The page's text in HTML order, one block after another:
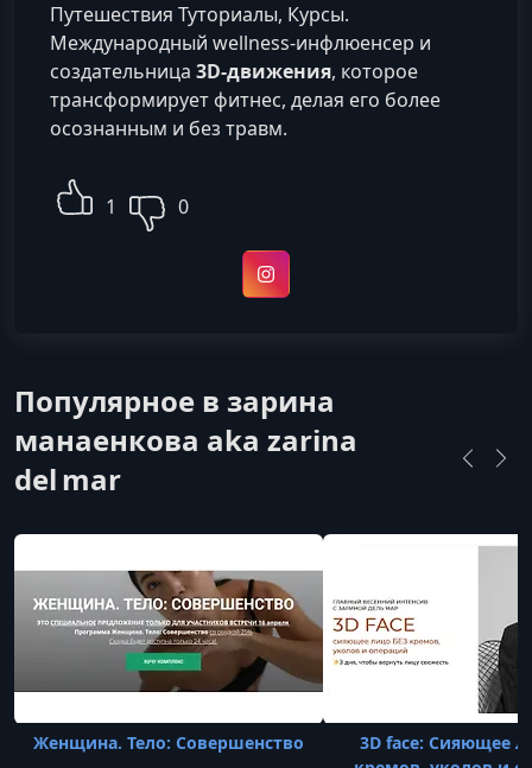
Путешествия Туториалы, Курсы.
Международный wellness‑инфлюенсер и
создательница 3D‑движения, которое
трансформирует фитнес, делая его более
осознанным и без травм.
1 0
Instagram
Популярное в зарина
манаенкова aka zarina
del mar
Женщина. Тело: Совершенство
3D face: Сияющее